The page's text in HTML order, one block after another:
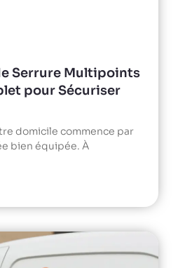
Serrure Multipoints
pour Sécuriser
domicile commence par
bien équipée. À